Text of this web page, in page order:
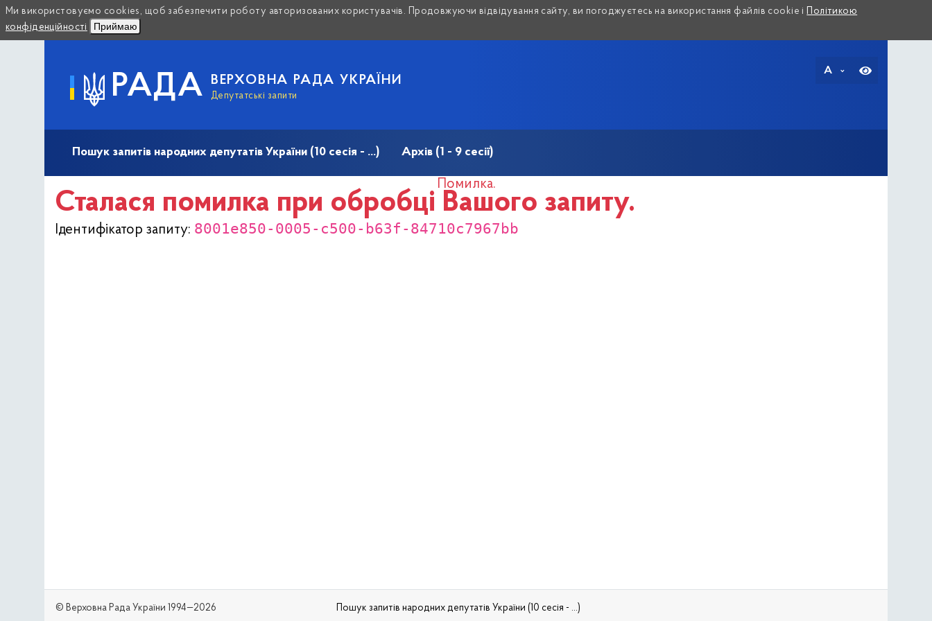
Ми використовуємо cookies, щоб забезпечити роботу авторизованих користувачів. Продовжуючи відвідування сайту, ви погоджуєтесь на використання файлів cookie і Політикою
конфіденційності
Приймаю
РАДА ВЕРХОВНА РАДА УКРАЇНИ
Депутатські запити
A
Пошук запитів народних депутатів України (10 сесія - ...) Архів (1 - 9 сесії)
Помилка.
Сталася помилка при обробці Вашого запиту.
Ідентифікатор запиту: 8001e850-0005-c500-b63f-84710c7967bb
© Верховна Рада України 1994—2026 Пошук запитів народних депутатів України (10 сесія - ...)